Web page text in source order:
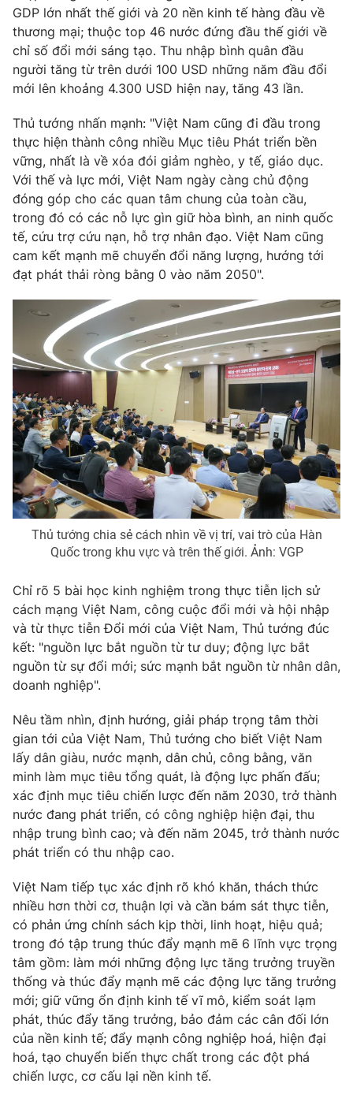
GDP lớn nhất thế giới và 20 nền kinh tế hàng đầu về
thương mại; thuộc top 46 nước đứng đầu thế giới về
chỉ số đổi mới sáng tạo. Thu nhập bình quân đầu
người tăng từ trên dưới 100 USD những năm đầu đổi
mới lên khoảng 4.300 USD hiện nay, tăng 43 lần.
Thủ tướng nhấn mạnh: "Việt Nam cũng đi đầu trong
thực hiện thành công nhiều Mục tiêu Phát triển bền
vững, nhất là về xóa đói giảm nghèo, y tế, giáo dục.
Với thế và lực mới, Việt Nam ngày càng chủ động
đóng góp cho các quan tâm chung của toàn cầu,
trong đó có các nỗ lực gìn giữ hòa bình, an ninh quốc
tế, cứu trợ cứu nạn, hỗ trợ nhân đạo. Việt Nam cũng
cam kết mạnh mẽ chuyển đổi năng lượng, hướng tới
đạt phát thải ròng bằng 0 vào năm 2050".
Thủ tướng chia sẻ cách nhìn về vị trí, vai trò của Hàn
Quốc trong khu vực và trên thế giới. Ảnh: VGP
Chỉ rõ 5 bài học kinh nghiệm trong thực tiễn lịch sử
cách mạng Việt Nam, công cuộc đổi mới và hội nhập
và từ thực tiễn Đổi mới của Việt Nam, Thủ tướng đúc
kết: "nguồn lực bắt nguồn từ tư duy; động lực bắt
nguồn từ sự đổi mới; sức mạnh bắt nguồn từ nhân dân,
doanh nghiệp".
Nêu tầm nhìn, định hướng, giải pháp trọng tâm thời
gian tới của Việt Nam, Thủ tướng cho biết Việt Nam
lấy dân giàu, nước mạnh, dân chủ, công bằng, văn
minh làm mục tiêu tổng quát, là động lực phấn đấu;
xác định mục tiêu chiến lược đến năm 2030, trở thành
nước đang phát triển, có công nghiệp hiện đại, thu
nhập trung bình cao; và đến năm 2045, trở thành nước
phát triển có thu nhập cao.
Việt Nam tiếp tục xác định rõ khó khăn, thách thức
nhiều hơn thời cơ, thuận lợi và cần bám sát thực tiễn,
có phản ứng chính sách kịp thời, linh hoạt, hiệu quả;
trong đó tập trung thúc đẩy mạnh mẽ 6 lĩnh vực trọng
tâm gồm: làm mới những động lực tăng trưởng truyền
thống và thúc đẩy mạnh mẽ các động lực tăng trưởng
mới; giữ vững ổn định kinh tế vĩ mô, kiểm soát lạm
phát, thúc đẩy tăng trưởng, bảo đảm các cân đối lớn
của nền kinh tế; đẩy mạnh công nghiệp hoá, hiện đại
hoá, tạo chuyển biến thực chất trong các đột phá
chiến lược, cơ cấu lại nền kinh tế.